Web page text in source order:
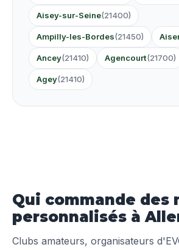
Aisey-sur-Seine(21400)
Ampilly-les-Bordes(21450)
Ancey(21410) Agencourt(21700)
Agey(21410)
Qui commande des
personnalisés à
Clubs amateurs, organisateurs